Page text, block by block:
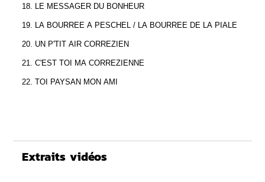
18. LE MESSAGER DU BONHEUR
19. LA BOURREE A PESCHEL / LA BOURREE DE LA PIALE
20. UN P'TIT AIR CORREZIEN
21. C'EST TOI MA CORREZIENNE
22. TOI PAYSAN MON AMI
Extraits vidéos